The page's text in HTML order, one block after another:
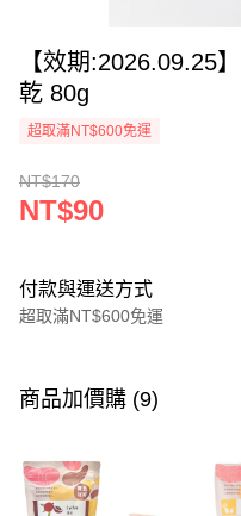
【效期:2026.09.25
乾 80g
超取滿NT$600免運
NT$170
NT$90
付款與運送方式
超取滿NT$600免運
信用卡一次付款
LINE Pay
商品加價購 (9)